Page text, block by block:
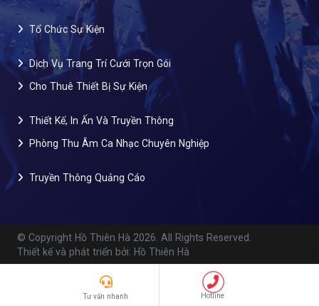
Tổ Chức Sự Kiện
Dịch Vụ Trang Trí Cưới Trọn Gói
Cho Thuê Thiết Bị Sự Kiện
Thiết Kế, In Ấn Và Truyền Thông
Phòng Thu Âm Ca Nhạc Chuyên Nghiệp
Truyền Thông Quảng Cáo
© Copyright Hồ Thiên Hà 2026. All Rights Reserved.
Thiết kế và phát triển bởi: Hồ Thiên Hà
Tư vấn nhanh Hotline